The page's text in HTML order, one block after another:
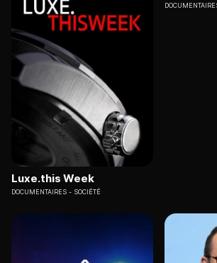
Luxe.this Week
DOCUMENTAIRES SOCIÉTÉ